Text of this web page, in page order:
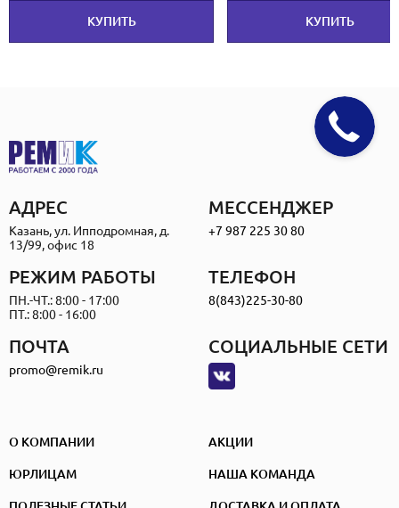
КУПИТЬ КУПИТЬ
АДРЕС
Казань, ул. Ипподромная, д.
13/99, офис 18
МЕССЕНДЖЕР
+7 987 225 30 80
ПОЧТА
promo@remik.ru
РЕЖИМ РАБОТЫ
ПН.-ЧТ.: 8:00 - 17:00
ПТ.: 8:00 - 16:00
ТЕЛЕФОН
8(843)225-30-80
СОЦИАЛЬНЫЕ СЕТИ
О КОМПАНИИ АКЦИИ
ЮРЛИЦАМ НАША КОМАНДА